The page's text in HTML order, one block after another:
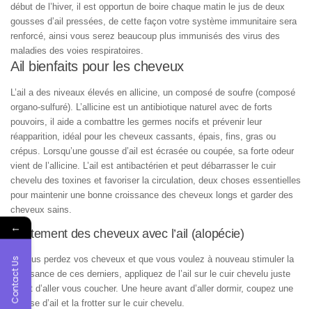
début de l’hiver, il est opportun de boire chaque matin le jus de deux
gousses d’ail pressées, de cette façon votre système immunitaire sera
renforcé, ainsi vous serez beaucoup plus immunisés des virus des
maladies des voies respiratoires.
Ail bienfaits pour les cheveux
L’ail a des niveaux élevés en allicine, un composé de soufre (composé
organo-sulfuré). L’allicine est un antibiotique naturel avec de forts
pouvoirs, il aide a combattre les germes nocifs et prévenir leur
réapparition, idéal pour les cheveux cassants, épais, fins, gras ou
crépus. Lorsqu’une gousse d’ail est écrasée ou coupée, sa forte odeur
vient de l’allicine. L’ail est antibactérien et peut débarrasser le cuir
chevelu des toxines et favoriser la circulation, deux choses essentielles
pour maintenir une bonne croissance des cheveux longs et garder des
cheveux sains.
Traitement des cheveux avec l’ail (alopécie)
Si vous perdez vos cheveux et que vous voulez à nouveau stimuler la
croissance de ces derniers, appliquez de l’ail sur le cuir chevelu juste
avant d’aller vous coucher. Une heure avant d’aller dormir, coupez une
gousse d’ail et la frotter sur le cuir chevelu.
←
Contact Us